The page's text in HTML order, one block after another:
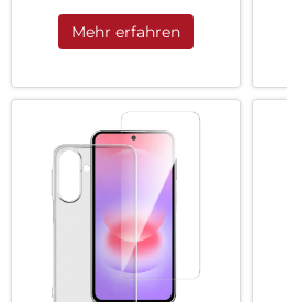
Transparent
Mehr erfahren